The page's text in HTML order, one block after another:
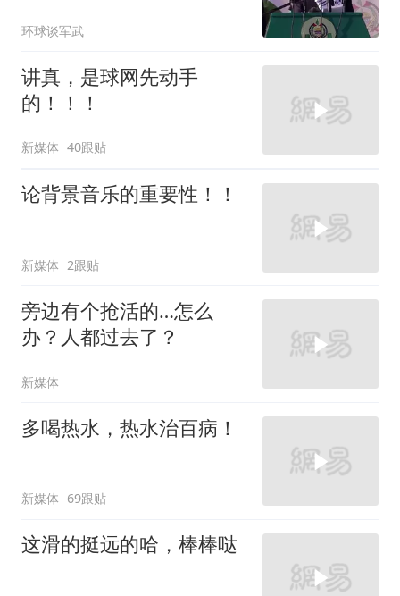
环球谈军武
讲真，是球网先动手
的！！！
新媒体 40跟贴
论背景音乐的重要性！！
新媒体 2跟贴
旁边有个抢活的…怎么
办？人都过去了？
新媒体
多喝热水，热水治百病！
新媒体 69跟贴
这滑的挺远的哈，棒棒哒